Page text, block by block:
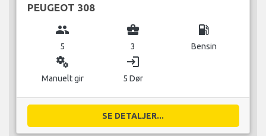
PEUGEOT 308
group
5
business_center
3
local_gas_station
Bensin
miscellaneous_services
Manuelt gir
login
5 Dør
SE DETALJER...